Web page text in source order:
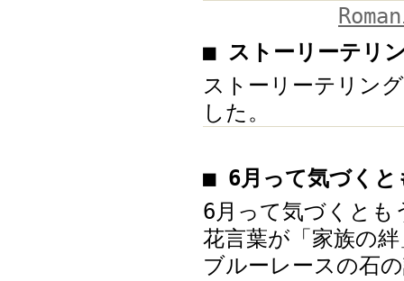
■ ストーリーテリ
ストーリーテリン
した。
■ 6月って気づくと
6月って気づくとも
花言葉が「家族の
ブルーレースの石